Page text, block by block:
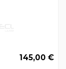
145,00 €